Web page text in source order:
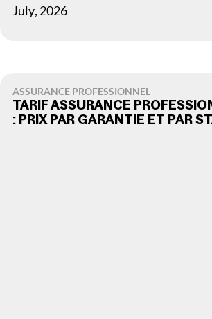
July, 2026
ASSURANCE PROFESSIONNEL
TARIF ASSURANCE
: PRIX PAR GARANTIE ET PAR